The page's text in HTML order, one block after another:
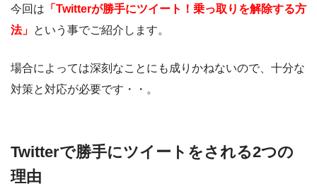
今回は 「Twitterが勝手にツイート！乗っ取りを解除する方
法」 という事でご紹介します。
場合によっては深刻なことにも成りかねないので、十分な
対策と対応が必要です・・。
Twitterで勝手にツイートをされる2つの
理由